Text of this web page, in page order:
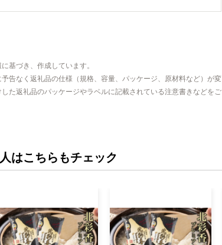
基づき、作成しています。
告なく返礼品の仕様（規格、容量、パッケージ、原材料など）が変
た返礼品のパッケージやラベルに記載されている注意書きなどをご
はこちらもチェック